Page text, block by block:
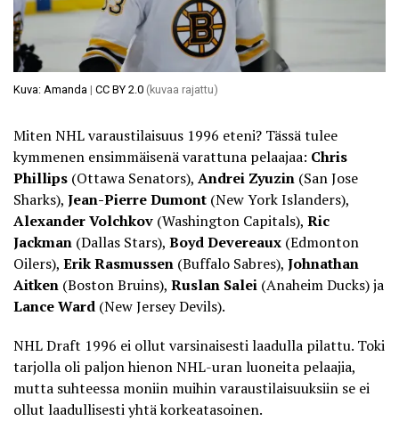
Kuva: Amanda | CC BY 2.0 (kuvaa rajattu)
Miten NHL varaustilaisuus 1996 eteni? Tässä tulee
kymmenen ensimmäisenä varattuna pelaajaa: Chris
Phillips (Ottawa Senators), Andrei Zyuzin (San Jose
Sharks), Jean-Pierre Dumont (New York Islanders),
Alexander Volchkov (Washington Capitals), Ric
Jackman (Dallas Stars), Boyd Devereaux (Edmonton
Oilers), Erik Rasmussen (Buffalo Sabres), Johnathan
Aitken (Boston Bruins), Ruslan Salei (Anaheim Ducks) ja
Lance Ward (New Jersey Devils).
NHL Draft 1996 ei ollut varsinaisesti laadulla pilattu. Toki
tarjolla oli paljon hienon NHL-uran luoneita pelaajia,
mutta suhteessa moniin muihin varaustilaisuuksiin se ei
ollut laadullisesti yhtä korkeatasoinen.